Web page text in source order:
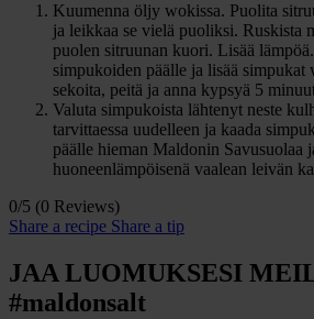
Kuumenna öljy wokissa. Puolita
ja leikkaa se vielä puoliksi. Ruskista
puolen sitruunan kuori. Lisää
simpukoiden päälle ja lisää
sekoita, peitä ja anna kypsyä 5
Valuta simpukoista lähtenyt neste
tarvittaessa uudelleen ja kaada
päälle hieman Maldonin Savusuolaa
huoneenlämpöisenä vaalean leivän
0/5 (0 Reviews)
Share a recipe Share a tip
JAA LUOMUKSESI
#maldonsalt